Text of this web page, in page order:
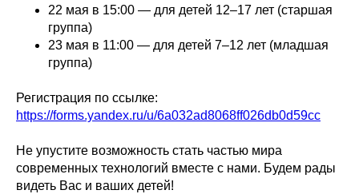
22 мая в 15:00 — для детей 12–17 лет (старшая
группа)
23 мая в 11:00 — для детей 7–12 лет (младшая
группа)
Регистрация по ссылке:
https://forms.yandex.ru/u/6a032ad8068ff026db0d59cc
Не упустите возможность стать частью мира
современных технологий вместе с нами. Будем рады
видеть Вас и ваших детей!